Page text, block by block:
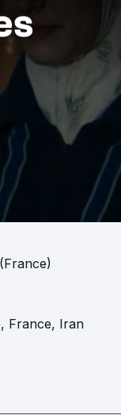
, France, Iran